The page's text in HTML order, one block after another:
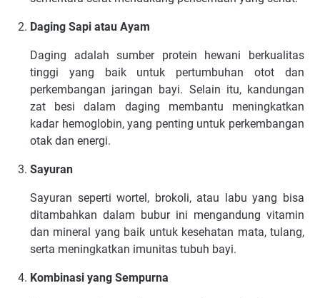
Daging Sapi atau Ayam
Daging adalah sumber protein hewani berkualitas
tinggi yang baik untuk pertumbuhan otot dan
perkembangan jaringan bayi. Selain itu, kandungan
zat besi dalam daging membantu meningkatkan
kadar hemoglobin, yang penting untuk perkembangan
otak dan energi.
Sayuran
Sayuran seperti wortel, brokoli, atau labu yang bisa
ditambahkan dalam bubur ini mengandung vitamin
dan mineral yang baik untuk kesehatan mata, tulang,
serta meningkatkan imunitas tubuh bayi.
Kombinasi yang Sempurna